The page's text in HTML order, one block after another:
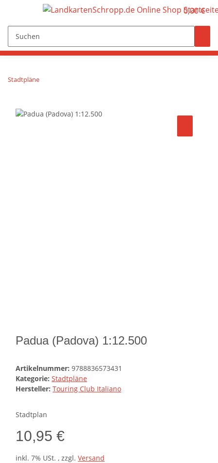
0,00 €
Stadtpläne
Padua (Padova) 1:12.500
Artikelnummer: 9788836573431
Kategorie: Stadtpläne
Hersteller: Touring Club Italiano
Stadtplan
10,95 €
inkl. 7% USt. , zzgl. Versand